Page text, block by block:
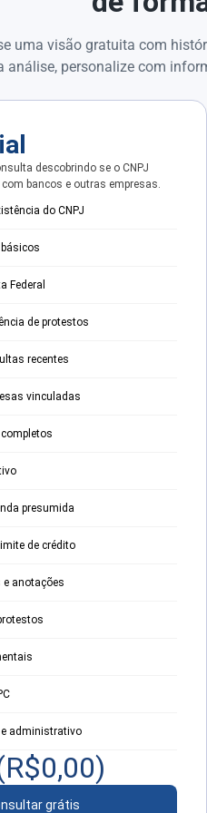
uma visão gratuita com
análise, personalize com
descobrindo se o CNPJ
bancos e outras empresas.
do CNPJ
Federal
de protestos
recentes
vinculadas
presumida
de crédito
anotações
administrativo
0,00)
grátis